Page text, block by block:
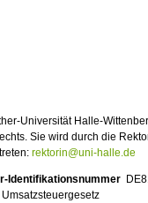
Universität Halle-
Sie wird durch die
rektorin@uni-halle.de
Identifikationsnummer